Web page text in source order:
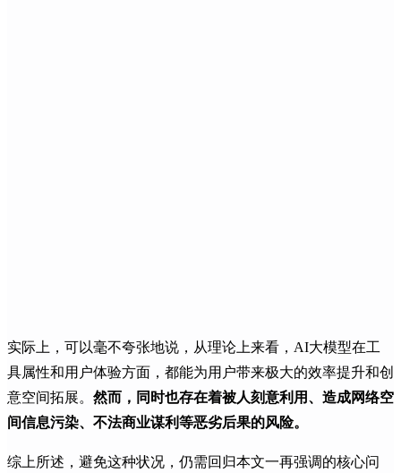
实际上，可以毫不夸张地说，从理论上来看，AI大模型在工
具属性和用户体验方面，都能为用户带来极大的效率提升和创
意空间拓展。 然而，同时也存在着被人刻意利用、造成网络空
间信息污染、不法商业谋利等恶劣后果的风险。
综上所述，避免这种状况，仍需回归本文一再强调的核心问